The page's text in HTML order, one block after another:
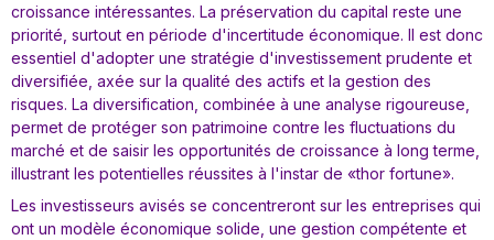
croissance intéressantes. La préservation du capital reste une
priorité, surtout en période d'incertitude économique. Il est donc
essentiel d'adopter une stratégie d'investissement prudente et
diversifiée, axée sur la qualité des actifs et la gestion des
risques. La diversification, combinée à une analyse rigoureuse,
permet de protéger son patrimoine contre les fluctuations du
marché et de saisir les opportunités de croissance à long terme,
illustrant les potentielles réussites à l'instar de «thor fortune».
Les investisseurs avisés se concentreront sur les entreprises qui
ont un modèle économique solide, une gestion compétente et